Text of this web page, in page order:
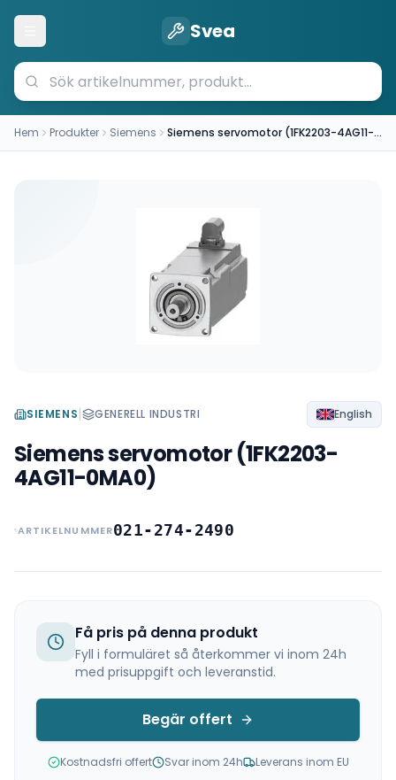
Öppna meny Svea
Hem Produkter Siemens Siemens servomotor (1FK2203-4AG11-0MA0)
SIEMENS| GENERELL INDUSTRI English
Siemens servomotor (1FK2203-
4AG11-0MA0)
ARTIKELNUMMER021-274-2490
Få pris på denna produkt
Fyll i formuläret så återkommer vi inom 24h
med prisuppgift och leveranstid.
Begär offert
Kostnadsfri offert Svar inom 24h Leverans inom EU